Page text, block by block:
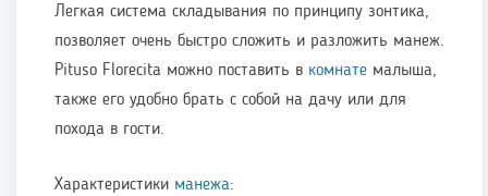
Легкая система складывания по принципу зонтика,
позволяет очень быстро сложить и разложить манеж.
Pituso Florecita можно поставить в комнате малыша,
также его удобно брать с собой на дачу или для
похода в гости.
Характеристики манежа: